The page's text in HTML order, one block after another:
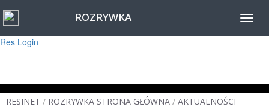
Warning
: session_start(): Failed to read session data: user (path: ) in
Res Login
ROZRYWKA
RESINET / ROZRYWKA STRONA GŁÓWNA / AKTUALNOŚCI